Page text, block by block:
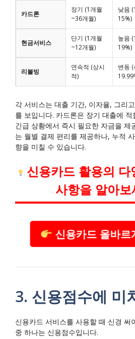
카드론
장기 (1개월
~36개월)
낮음
15%)
현금서비스
단기 (1개월
~12개월)
높음
19%)
리볼빙
연속적 (상시
적)
변동
각 서비스는 대출 기간, 이자율, 그리
를 보입니다. 카드론은 장기 대출에
긴급 상황에서 즉시 필요한 자금을 제
는 월별 결제 편리를 제공하나, 누적
향을 미칠 수 있습니다.
신용카드 활용의 다
사항을 알아보
신용카드 올바르
3. 신용점수에 미
신용카드 서비스를 사용할 때 신경 써
중 하나는 신용점수입니다.